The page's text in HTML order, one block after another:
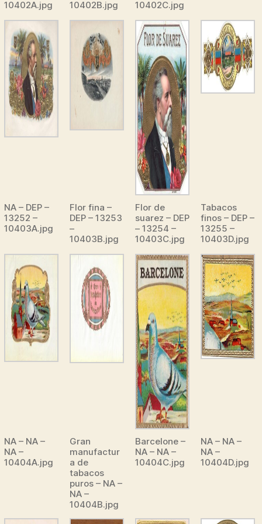
10402A.jpg 10402B.jpg 10402C.jpg
NA – DEP –
13252 –
10403A.jpg
Flor fina –
DEP – 13253
–
10403B.jpg
Flor de
suarez – DEP
– 13254 –
10403C.jpg
Tabacos
finos – DEP –
13255 –
10403D.jpg
NA – NA –
NA –
10404A.jpg
Gran
manufactur
a de
tabacos
puros – NA –
NA –
10404B.jpg
Barcelone –
NA – NA –
10404C.jpg
NA – NA –
NA –
10404D.jpg